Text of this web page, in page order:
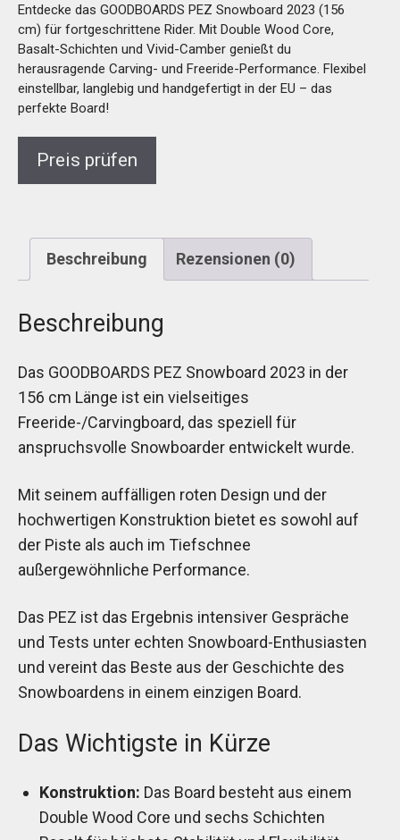
Entdecke das GOODBOARDS PEZ Snowboard 2023 (156
cm) für fortgeschrittene Rider. Mit Double Wood Core,
Basalt-Schichten und Vivid-Camber genießt du
herausragende Carving- und Freeride-Performance. Flexibel
einstellbar, langlebig und handgefertigt in der EU – das
perfekte Board!
Preis prüfen
Beschreibung Rezensionen (0)
Beschreibung
Das GOODBOARDS PEZ Snowboard 2023 in der
156 cm Länge ist ein vielseitiges
Freeride-/Carvingboard, das speziell für
anspruchsvolle Snowboarder entwickelt wurde.
Mit seinem auffälligen roten Design und der
hochwertigen Konstruktion bietet es sowohl auf
der Piste als auch im Tiefschnee
außergewöhnliche Performance.
Das PEZ ist das Ergebnis intensiver Gespräche
und Tests unter echten Snowboard-Enthusiasten
und vereint das Beste aus der Geschichte des
Snowboardens in einem einzigen Board.
Das Wichtigste in Kürze
Konstruktion: Das Board besteht aus einem
Double Wood Core und sechs Schichten